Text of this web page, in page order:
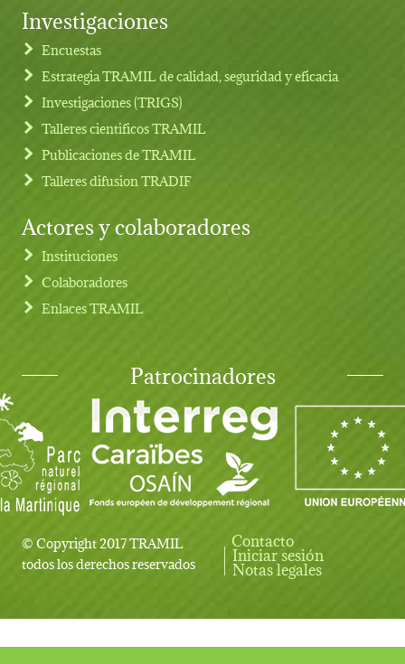
Footer menu
Investigaciones
Encuestas
Estrategia TRAMIL de calidad, seguridad y eficacia
Investigaciones (TRIGS)
Talleres cientificos TRAMIL
Publicaciones de TRAMIL
Talleres difusion TRADIF
Actores y colaboradores
Instituciones
Colaboradores
Enlaces TRAMIL
Patrocinadores
© Copyright 2017 TRAMIL
todos los derechos reservados
User account menu
Contacto
Iniciar sesión
Notas legales